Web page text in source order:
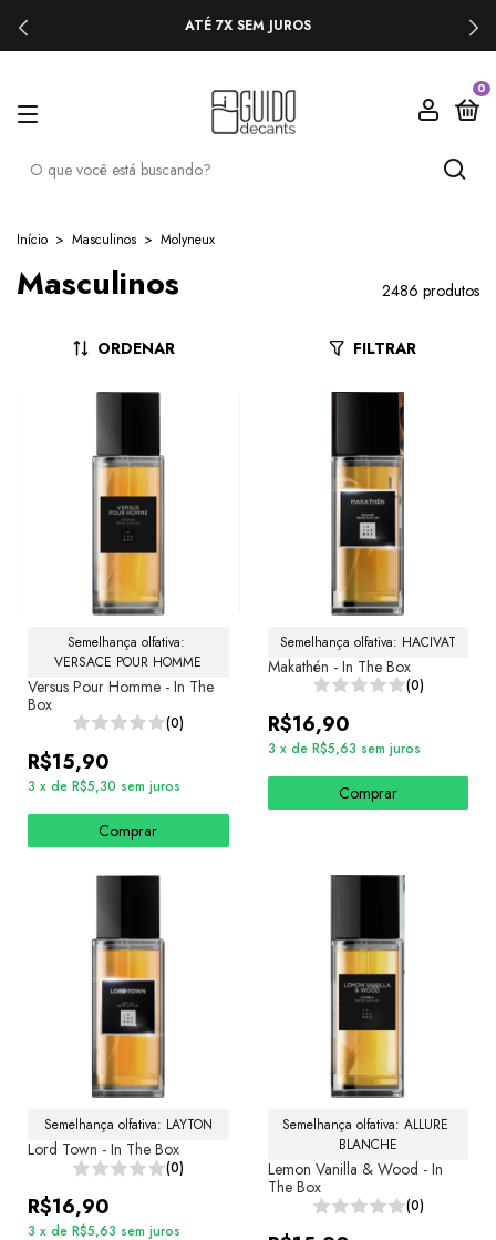
ATÉ 7X SEM JUROS
0
Início > Masculinos > Molyneux
Masculinos 2486 produtos
ORDENAR FILTRAR
Semelhança olfativa:
VERSACE POUR HOMME
Versus Pour Homme - In The
Box
(0)
R$15,90
3 x de R$5,30 sem juros
Comprar
Semelhança olfativa: HACIVAT
Makathén - In The Box
(0)
R$16,90
3 x de R$5,63 sem juros
Comprar
Semelhança olfativa: LAYTON
Lord Town - In The Box
(0)
R$16,90
3 x de R$5,63 sem juros
Semelhança olfativa: ALLURE
BLANCHE
Lemon Vanilla & Wood - In
The Box
(0)